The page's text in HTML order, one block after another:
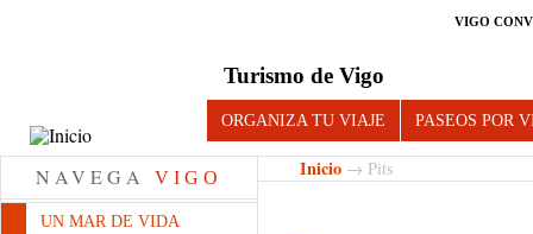
VIGO
Turismo de Vigo
ORGANIZA TU VIAJE PASEOS POR
NAVEGA VIGO
UN MAR DE VIDA
Inicio → Pits